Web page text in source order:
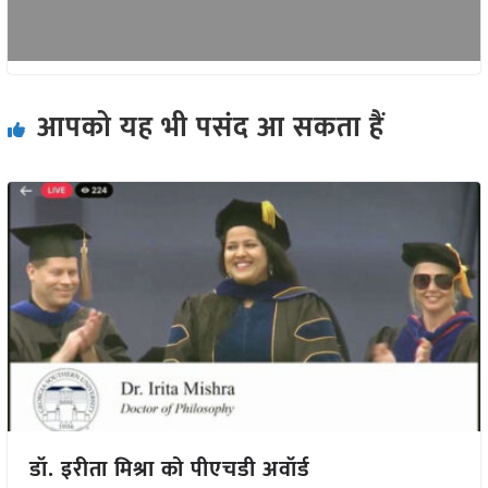
आपको यह भी पसंद आ सकता हैं
डॉ. इरीता मिश्रा को पीएचडी अवॉर्ड